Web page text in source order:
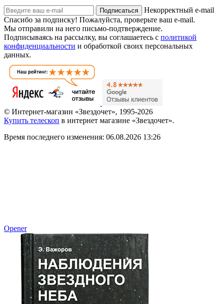
Подписаться
Некорректный e-mail
Спасибо за подписку! Пожалуйста, проверьте ваш e-mail.
Мы отправили на него письмо-подтверждение.
Подписываясь на рассылку, вы соглашаетесь с политикой
конфиденциальности и обработкой своих персональных
данных.
© Интернет-магазин «Звездочет», 1995-2026
Купить телескоп в интернет магазине «Звездочет».
Время последнего изменения: 06.08.2026 13:26
Opener